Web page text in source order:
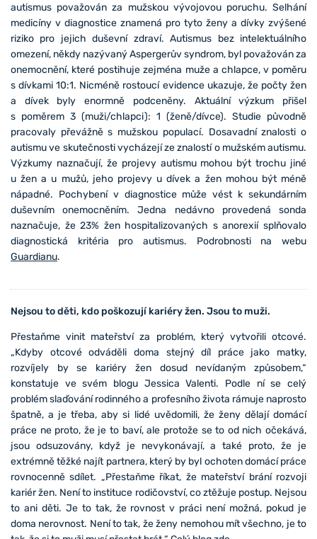
autismus považován za mužskou vývojovou poruchu. Selhání
medicíny v diagnostice znamená pro tyto ženy a dívky zvýšené
riziko pro jejich duševní zdraví. Autismus bez intelektuálního
omezení, někdy nazývaný Aspergerův syndrom, byl považován za
onemocnění, které postihuje zejména muže a chlapce, v poměru
s dívkami 10:1. Nicméně rostoucí evidence ukazuje, že počty žen
a dívek byly enormně podceněny. Aktuální výzkum přišel
s poměrem 3 (muži/chlapci): 1 (ženě/dívce). Studie původně
pracovaly převážně s mužskou populací. Dosavadní znalosti o
autismu ve skutečnosti vycházejí ze znalostí o mužském autismu.
Výzkumy naznačují, že projevy autismu mohou být trochu jiné
u žen a u mužů, jeho projevy u dívek a žen mohou být méně
nápadné. Pochybení v diagnostice může vést k sekundárním
duševním onemocněním. Jedna nedávno provedená sonda
naznačuje, že 23% žen hospitalizovaných s anorexií splňovalo
diagnostická kritéria pro autismus. Podrobnosti na webu
Guardianu.
Nejsou to děti, kdo poškozují kariéry žen. Jsou to muži.
Přestaňme vinit mateřství za problém, který vytvořili otcové.
„Kdyby otcové odváděli doma stejný díl práce jako matky,
rozvíjely by se kariéry žen dosud nevídaným způsobem,“
konstatuje ve svém blogu Jessica Valenti. Podle ní se celý
problém slaďování rodinného a profesního života rámuje naprosto
špatně, a je třeba, aby si lidé uvědomili, že ženy dělají domácí
práce ne proto, že je to baví, ale protože se to od nich očekává,
jsou odsuzovány, když je nevykonávají, a také proto, že je
extrémně těžké najít partnera, který by byl ochoten domácí práce
rovnocenně sdílet. „Přestaňme říkat, že mateřství brání rozvoji
kariér žen. Není to instituce rodičovství, co ztěžuje postup. Nejsou
to ani děti. Je to tak, že rovnost v práci není možná, pokud je
doma nerovnost. Není to tak, že ženy nemohou mít všechno, je to